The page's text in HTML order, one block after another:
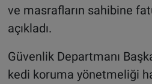
ve masrafların sahibine
açıkladı.
Güvenlik Departmanı
kedi koruma yönetmeliği